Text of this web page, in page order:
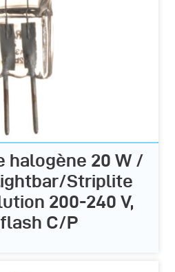
halogène 20 W /
Striplite
200-240 V,
C/P